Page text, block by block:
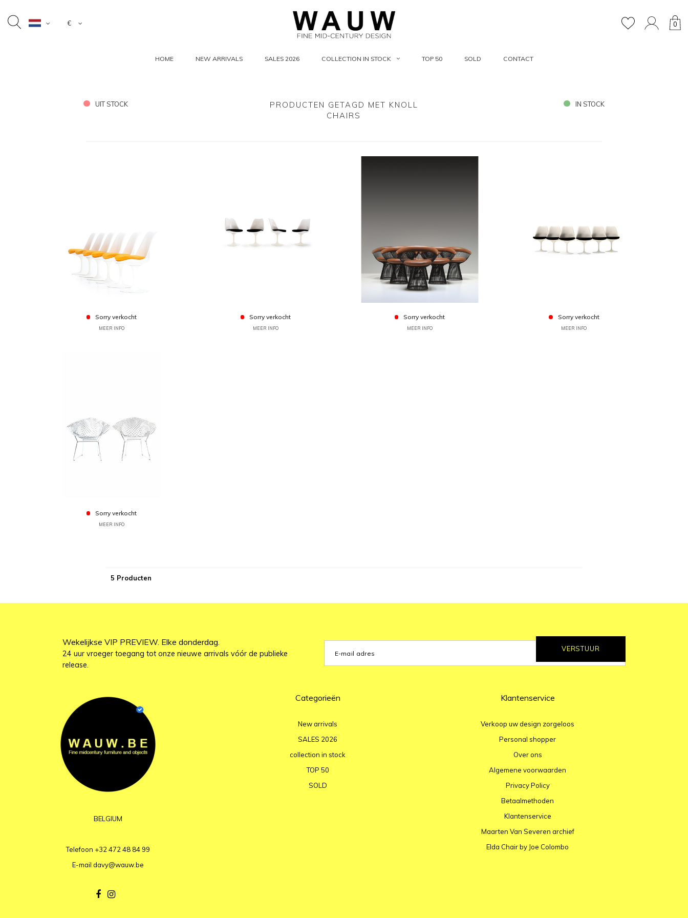
€ 0
HOME NEW ARRIVALS SALES 2026 COLLECTION IN STOCK TOP 50 SOLD CONTACT
UIT STOCK
PRODUCTEN GETAGD MET KNOLL
CHAIRS
IN STOCK
Sorry verkocht
MEER INFO
Sorry verkocht
MEER INFO
Sorry verkocht
MEER INFO
Sorry verkocht
MEER INFO
Sorry verkocht
MEER INFO
5 Producten
Wekelijkse VIP PREVIEW. Elke donderdag.
24 uur vroeger toegang tot onze nieuwe arrivals vóór de publieke
release.
VERSTUUR
BELGIUM
Telefoon +32 472 48 84 99
E-mail davy@wauw.be
Categorieën
New arrivals
SALES 2026
collection in stock
TOP 50
SOLD
Klantenservice
Verkoop uw design zorgeloos
Personal shopper
Over ons
Algemene voorwaarden
Privacy Policy
Betaalmethoden
Klantenservice
Maarten Van Severen archief
Elda Chair by Joe Colombo